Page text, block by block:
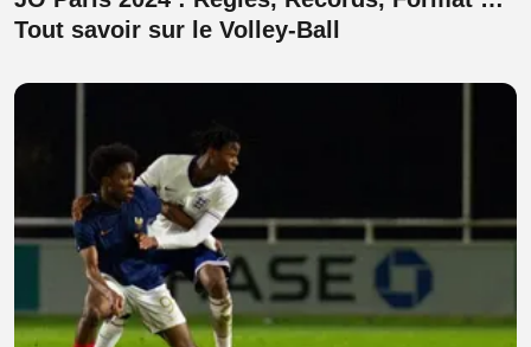
Tout savoir sur le Volley-Ball